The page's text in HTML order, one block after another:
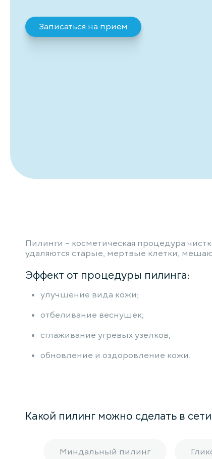
Записаться на приём
Пилинги – косметическая процедура
удаляются старые, мертвые клетки,
Эффект от процедуры пилинга:
улучшение вида кожи;
отбеливание веснушек;
сглаживание угревых узелков;
обновление и оздоровление кожи.
Какой пилинг можно сделать в
Миндальный пилинг